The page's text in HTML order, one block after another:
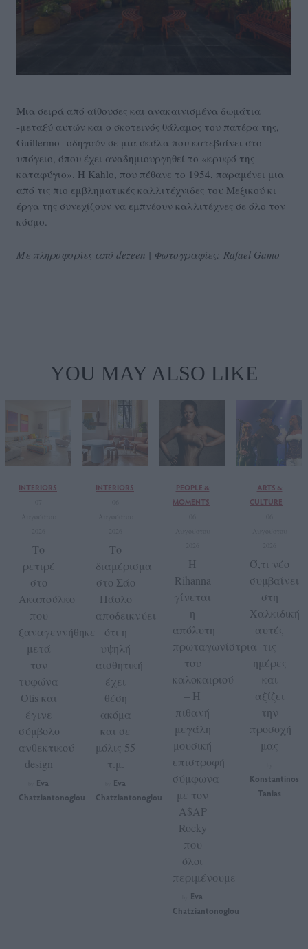
Μια σειρά από αίθουσες και ανακαινισμένα δωμάτια
-μεταξύ αυτών και ο σκοτεινός θάλαμος του πατέρα της,
Guillermo- οδηγούν σε μια σκάλα που κατεβαίνει στο
υπόγειο, όπου έχει αναδημιουργηθεί το «κρυφό της
καταφύγιο». Η Kahlo, που πέθανε το 1954, παραμένει μια
από τις πιο εμβληματικές καλλιτέχνιδες του Μεξικού κι
έργα της συνεχίζουν να εμπνέουν καλλιτέχνες σε όλο τον
κόσμο.
Με πληροφορίες από dezeen | Φωτογραφίες: Rafael Gamo
YOU MAY ALSO LIKE
INTERIORS
Το
ρετιρέ
στο
Ακαπούλκο
που
ξαναγεννήθηκε
μετά
τον
τυφώνα
Otis και
έγινε
σύμβολο
ανθεκτικού
design
Eva
Chatziantonoglou
INTERIORS
Το
διαμέρισμα
στο Σάο
Πάολο
αποδεικνύει
ότι η
υψηλή
αισθητική
έχει
θέση
ακόμα
και σε
μόλις 55
τ.μ.
Eva
Chatziantonoglou
PEOPLE &
MOMENTS
Η
Rihanna
γίνεται
η
απόλυτη
πρωταγωνίστρια
του
καλοκαιριού
– Η
πιθανή
μεγάλη
μουσική
επιστροφή
σύμφωνα
με τον
A$AP
Rocky
που
όλοι
περιμένουμε
Eva
Chatziantonoglou
ARTS &
CULTURE
Ό,τι νέο
συμβαίνει
στη
Χαλκιδική
αυτές
τις
ημέρες
και
αξίζει
την
προσοχή
μας
Konstantinos
Tanias